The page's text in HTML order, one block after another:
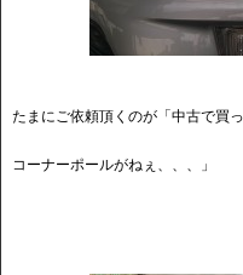
たまにご依頼頂くのが「中古で買
コーナーポールがねぇ、、、」